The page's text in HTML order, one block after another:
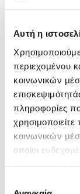
Αυτή η
περιεχομένου
κοινωνικών
πληροφορίες
κοινωνικών
οποίοι
των υπηρεσιών